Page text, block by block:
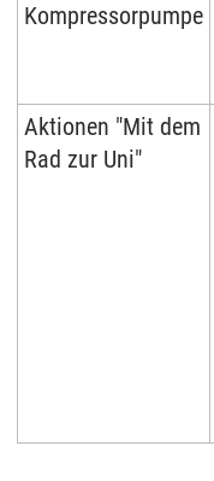
Kompressorpumpe
Aktionen "Mit dem
Rad zur Uni"